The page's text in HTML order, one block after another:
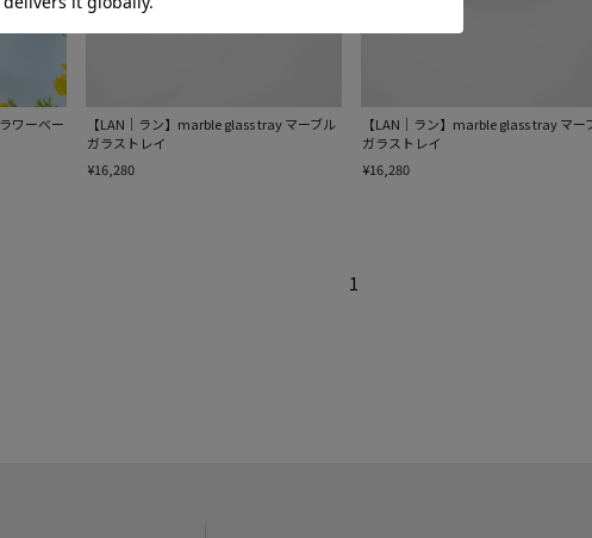
ワーベー
【LAN｜ラン】marble glass tray マーブル
ガラストレイ
¥16,280
【LAN｜ラン】marble glass tray マー
ガラストレイ
¥16,280
1